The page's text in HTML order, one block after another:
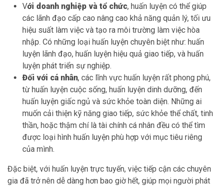
Với doanh nghiệp và tổ chức, huấn luyện có thể giúp
các lãnh đạo cấp cao nâng cao khả năng quản lý, tối ưu
hiệu suất làm việc và tạo ra môi trường làm việc hòa
nhập. Có những loại huấn luyện chuyên biệt như: huấn
luyện lãnh đạo, huấn luyện hiệu quả giao tiếp, và huấn
luyện phát triển sự nghiệp.
Đối với cá nhân, các lĩnh vực huấn luyện rất phong phú,
từ huấn luyện cuộc sống, huấn luyện dinh dưỡng, đến
huấn luyện giấc ngủ và sức khỏe toàn diện. Những ai
muốn cải thiện kỹ năng giao tiếp, sức khỏe thể chất, tinh
thần, hoặc thậm chí là tài chính cá nhân đều có thể tìm
được loại hình huấn luyện phù hợp với mục tiêu riêng
của mình.
Đặc biệt, với huấn luyện trực tuyến, việc tiếp cận các chuyên
gia đã trở nên dễ dàng hơn bao giờ hết, giúp mọi người phát